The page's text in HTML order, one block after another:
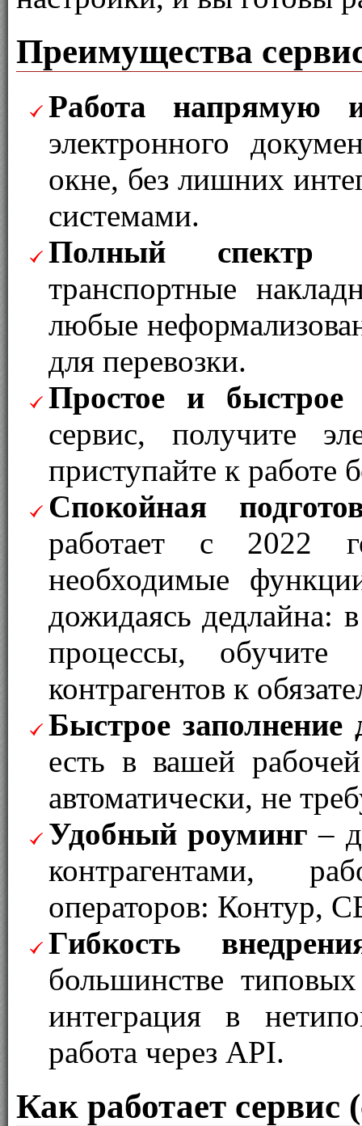
Преимущества
Работа напрямую
электронного
окне, без лишних
системами.
Полный спектр
транспортные
любые
для перевозки.
Простое и быстрое
сервис, получите
приступайте к работе
Спокойная
работает с 2022
необходимые
дожидаясь дедлайна:
процессы, обучите
контрагентов к
Быстрое заполнение
есть в вашей
автоматически, не
Удобный роуминг –
контрагентами,
операторов: Контур,
Гибкость
большинстве
интеграция в
работа через API.
Как работает сервис